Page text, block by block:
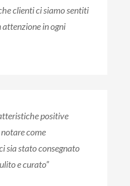
clienti ci siamo sentiti
in ogni
positive
come
sia stato consegnato
e curato”